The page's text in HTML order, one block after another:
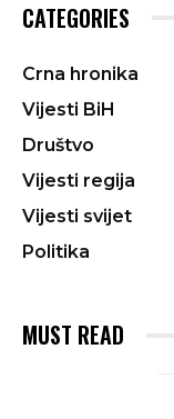
CATEGORIES
Crna hronika
Vijesti BiH
Društvo
Vijesti regija
Vijesti svijet
Politika
MUST READ